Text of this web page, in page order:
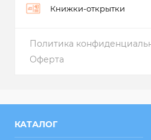
Книжки-открытки
Политика
Оферта
КАТАЛОГ